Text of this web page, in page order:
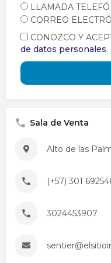
LLAMADA
CORREO
CONOZCO Y
de datos personales.
LLAMADA
CORREO
CONOZCO Y
de datos personales.
Sala de Venta
Alto de las
(+57) 301
3024453907